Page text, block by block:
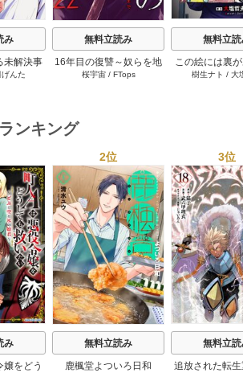
み
未解決事
11巻
んた
無料立読み
16年目の復讐～奴らを地
獄に送るまで 22巻
桜宇宙/ FTops
無料立
この絵には裏
樹生ナト / 大
ンキング
み
嬢をどう
2位
無料立読み
鹿楓堂よついろ日和
3位
無料立
追放された転